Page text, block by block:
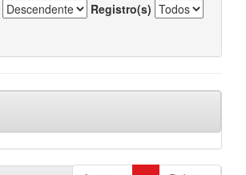
Registro(s)